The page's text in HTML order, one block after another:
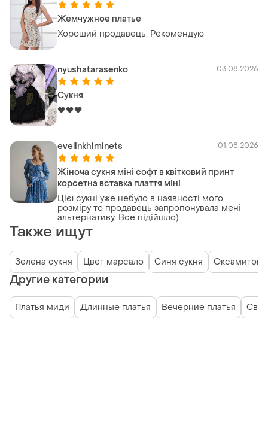
Жемчужное платье
Хороший продавець. Рекомендую
nyushatarasenko 03.08.2026
Сукня
🖤🖤🖤
evelinkhiminets 01.08.2026
Жіноча сукня міні софт в квітковий принт
корсетна вставка плаття міні
Цієї сукні уже небуло в наявності мого
розміру то продавець запропонувала мені
альтернативу. Все підійшло)
Также ищут
Зелена сукня Цвет марсало Синя сукня Оксамитова
Другие категории
Платья миди Длинные платья Вечерние платья